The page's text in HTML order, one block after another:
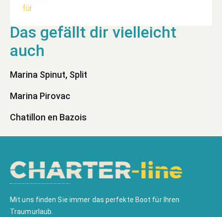
Marina Spinut, Split
Marina Pirovac
Chatillon en Bazois
Mit uns finden Sie immer das perfekte Boot für Ihren
Traumurlaub.